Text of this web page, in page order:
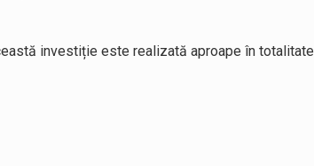
investiție este realizată aproape în totalitate